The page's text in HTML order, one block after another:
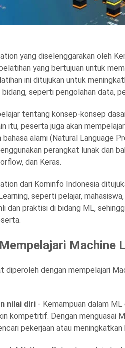
yang diselenggarakan oleh
yang bertujuan untuk
ini ditujukan untuk
seperti pengolahan data,
tentang konsep-konsep
itu, peserta juga akan
alami (Natural Language
perangkat lunak dan
dan Keras.
dari Kominfo Indonesia
seperti pelajar,
dan praktisi di bidang ML,
Machine
diperoleh dengan mempelajari
nilai diri - Kemampuan dalam
kompetitif. Dengan menguasai
pekerjaan atau meningkatkan